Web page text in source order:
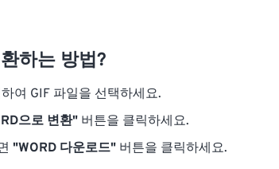
하는 방법?
여 GIF 파일을 선택하세요.
으로 변환" 버튼을 클릭하세요.
"WORD 다운로드" 버튼을 클릭하세요.